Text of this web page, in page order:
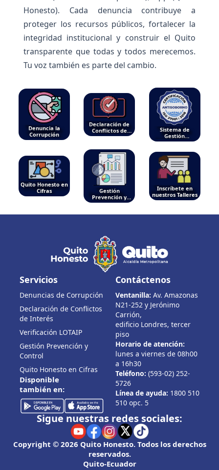
Denuncia la
Corrupción
Declaración de
Conflictos de
Interés
Sistema de
Gestión
Antisoborno
Quito Honesto en
Cifras
Gestión
Prevención y
Control
Inscríbete en
nuestros Talleres
Honesto). Cada denuncia contribuye a
proteger los recursos públicos, fortalecer la
integridad institucional y construir el Quito
transparente que todas y todos merecemos.
Tu voz también es parte del cambio.
Servicios
Denuncias de Corrupción
Declaración de Conflictos
de Interés
Verificación LOTAIP
Gestión Prevención y
Control
Quito Honesto en Cifras
Disponible
también en:
Contáctenos
Ventanilla: Av. Amazonas
N21-252 y Jerónimo
Carrión,
edificio Londres, tercer
piso
Horario de atención:
lunes a viernes de 08h00
a 16h30
Teléfono: (593-02) 252-
5726
Línea de ayuda: 1800 510
510 opc. 5
Sigue nuestras redes sociales:
Copyright © 2026 Quito Honesto. Todos los derechos
reservados.
Quito-Ecuador